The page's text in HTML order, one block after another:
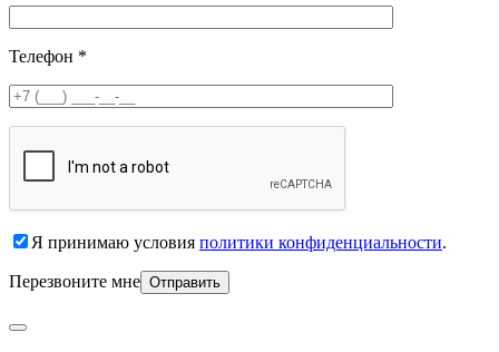
Телефон *
Я принимаю условия политики конфиденциальности.
Перезвоните мне